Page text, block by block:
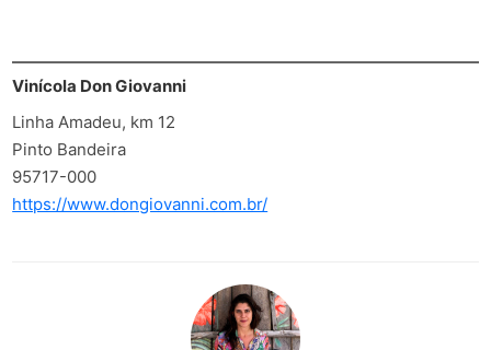
Vinícola Don Giovanni
Linha Amadeu, km 12
Pinto Bandeira
95717-000
https://www.dongiovanni.com.br/